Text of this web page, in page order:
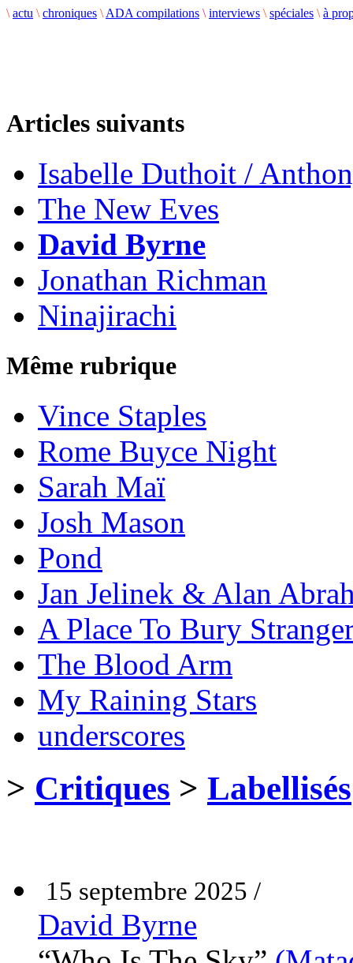
\ actu \ chroniques \ ADA compilations \ interviews \ spéciales \ à
Articles suivants
Isabelle Duthoit /
The New Eves
David Byrne
Jonathan Richman
Ninajirachi
Même rubrique
Vince Staples
Rome Buyce Night
Sarah Maï
Josh Mason
Pond
Jan Jelinek & Alan
A Place To Bury
The Blood Arm
My Raining Stars
underscores
> Critiques > Labellisés
15 septembre 2025 /
David Byrne